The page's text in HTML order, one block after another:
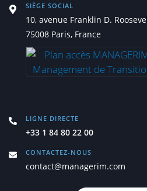
SIÈGE SOCIAL
10, avenue Franklin D.
75008 Paris, France
LIGNE DIRECTE
+33 1 84 80 22 00
CONTACTEZ-NOUS
contact@managerim.com